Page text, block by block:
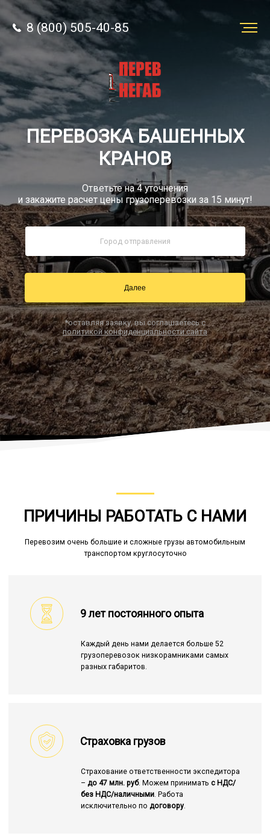
8 (800) 505-40-85
Звонок по России бесплатный
sale@simtruck-negabarit.ru
Заказать звонок
Заказать
перевозку
Грузы
8 (800) 505-40-85
ПЕРЕВОЗКА БАШЕННЫХ
КРАНОВ
Ответьте на 4 уточнения
и закажите расчет цены грузоперевозки за 15 минут!
Далее
*оставляя заявку, вы соглашаетесь с
политикой конфиденциальности сайта
ПРИЧИНЫ РАБОТАТЬ С НАМИ
Перевозим очень большие и сложные грузы автомобильным
транспортом круглосуточно
9 лет постоянного опыта
Каждый день нами делается больше 52
грузоперевозок низкорамниками самых
разных габаритов.
Страховка грузов
Страхование ответственности экспедитора
– до 47 млн. руб. Можем принимать с НДС/
без НДС/наличными. Работа
исключительно по договору.